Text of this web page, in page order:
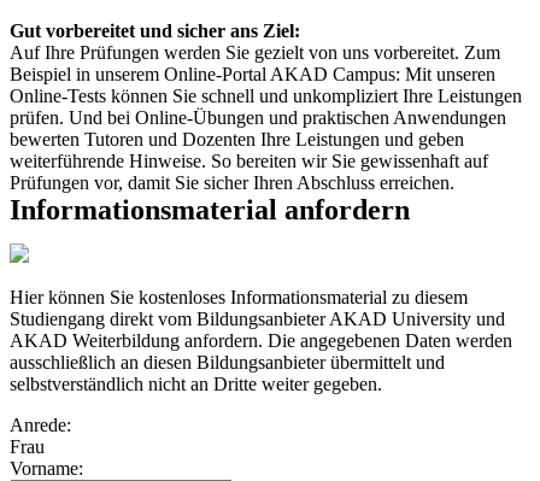
Gut vorbereitet und sicher ans Ziel:
Auf Ihre Prüfungen werden Sie gezielt von uns vorbereitet. Zum
Beispiel in unserem Online-Portal AKAD Campus: Mit unseren
Online-Tests können Sie schnell und unkompliziert Ihre Leistungen
prüfen. Und bei Online-Übungen und praktischen Anwendungen
bewerten Tutoren und Dozenten Ihre Leistungen und geben
weiterführende Hinweise. So bereiten wir Sie gewissenhaft auf
Prüfungen vor, damit Sie sicher Ihren Abschluss erreichen.
Informationsmaterial anfordern
Hier können Sie kostenloses Informationsmaterial zu diesem
Studiengang direkt vom Bildungsanbieter AKAD University und
AKAD Weiterbildung anfordern. Die angegebenen Daten werden
ausschließlich an diesen Bildungsanbieter übermittelt und
selbstverständlich nicht an Dritte weiter gegeben.
Anrede:
Frau
Vorname: